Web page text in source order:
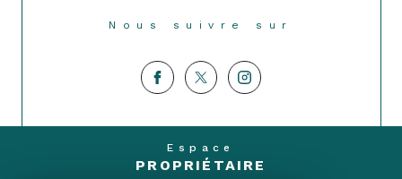
Nous suivre sur
Espace
PROPRIÉTAIRE